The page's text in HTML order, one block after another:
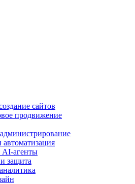
сайтов
продвижение
агенты
защита